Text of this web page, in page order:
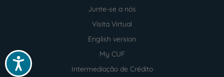
Acessibilidade
Junte-se a nós
Visita Virtual
English version
My CUF
Intermediação de Crédito